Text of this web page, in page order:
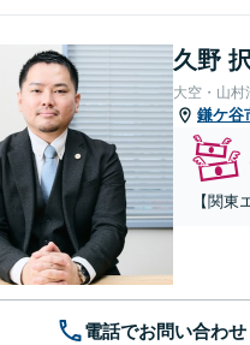
久野
大空・山村
鎌ケ谷
【関
電話でお問い合わせ